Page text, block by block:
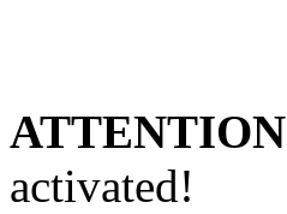
activated!